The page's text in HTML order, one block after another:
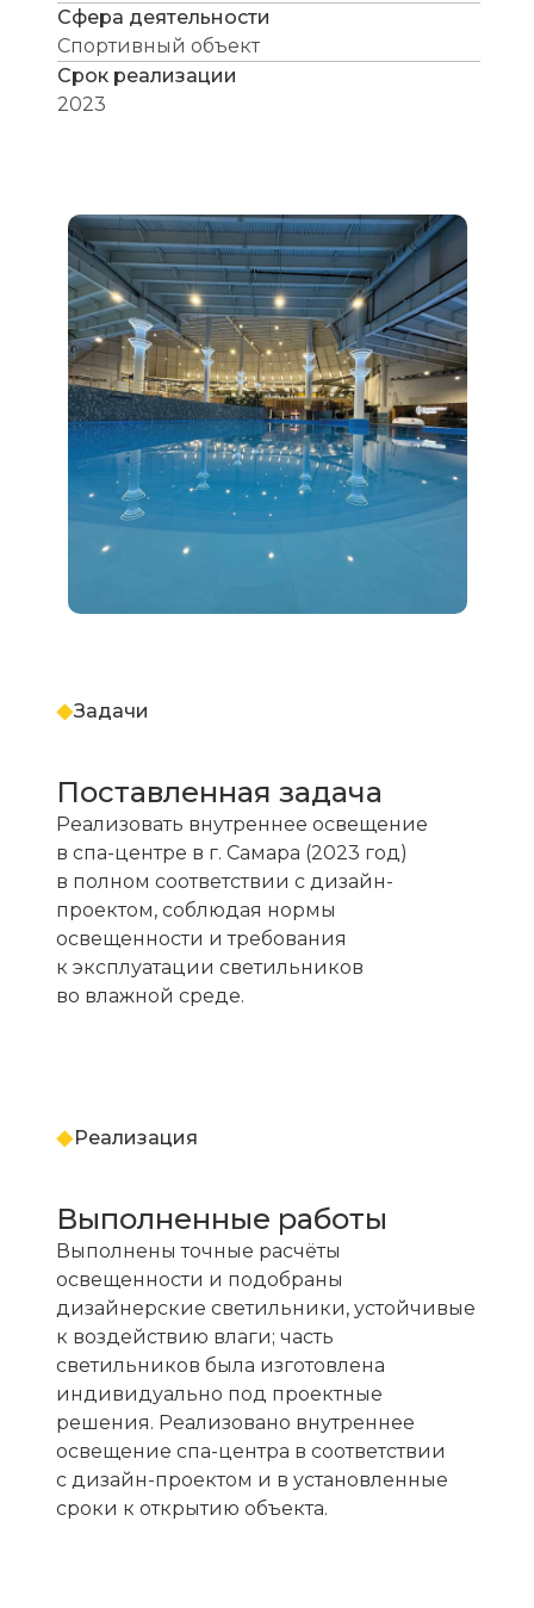
Сфера деятельности
Спортивный объект
Срок реализации
2023
Поставленная задача
Реализовать внутреннее освещение
в спа-центре в г. Самара (2023 год)
в полном соответствии с дизайн-
проектом, соблюдая нормы
освещенности и требования
к эксплуатации светильников
во влажной среде.
Задачи
Выполненные работы
Выполнены точные расчёты
освещенности и подобраны
дизайнерские светильники, устойчивые
к воздействию влаги; часть
светильников была изготовлена
индивидуально под проектные
решения. Реализовано внутреннее
освещение спа-центра в соответствии
с дизайн-проектом и в установленные
сроки к открытию объекта.
Реализация